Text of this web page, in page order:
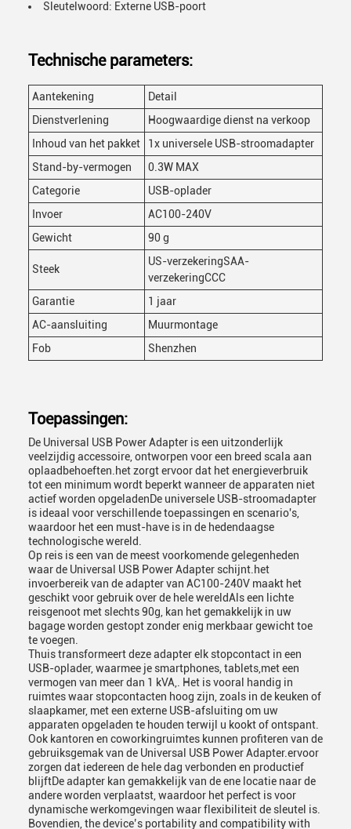
Sleutelwoord: Externe USB-poort
Technische parameters:
Aantekening
Detail
Dienstverlening
Hoogwaardige dienst na verkoop
Inhoud van het pakket
1x universele USB-stroomadapter
Stand-by-vermogen
0.3W MAX
Categorie
USB-oplader
Invoer
AC100-240V
Gewicht
90 g
Steek
US-verzekeringSAA-
verzekeringCCC
Garantie
1 jaar
AC-aansluiting
Muurmontage
Fob
Shenzhen
Toepassingen:
De Universal USB Power Adapter is een uitzonderlijk
veelzijdig accessoire, ontworpen voor een breed scala aan
oplaadbehoeften.het zorgt ervoor dat het energieverbruik
tot een minimum wordt beperkt wanneer de apparaten niet
actief worden opgeladenDe universele USB-stroomadapter
is ideaal voor verschillende toepassingen en scenario's,
waardoor het een must-have is in de hedendaagse
technologische wereld.
Op reis is een van de meest voorkomende gelegenheden
waar de Universal USB Power Adapter schijnt.het
invoerbereik van de adapter van AC100-240V maakt het
geschikt voor gebruik over de hele wereldAls een lichte
reisgenoot met slechts 90g, kan het gemakkelijk in uw
bagage worden gestopt zonder enig merkbaar gewicht toe
te voegen.
Thuis transformeert deze adapter elk stopcontact in een
USB-oplader, waarmee je smartphones, tablets,met een
vermogen van meer dan 1 kVA,. Het is vooral handig in
ruimtes waar stopcontacten hoog zijn, zoals in de keuken of
slaapkamer, met een externe USB-afsluiting om uw
apparaten opgeladen te houden terwijl u kookt of ontspant.
Ook kantoren en coworkingruimtes kunnen profiteren van de
gebruiksgemak van de Universal USB Power Adapter.ervoor
zorgen dat iedereen de hele dag verbonden en productief
blijftDe adapter kan gemakkelijk van de ene locatie naar de
andere worden verplaatst, waardoor het perfect is voor
dynamische werkomgevingen waar flexibiliteit de sleutel is.
Bovendien, the device’s portability and compatibility with